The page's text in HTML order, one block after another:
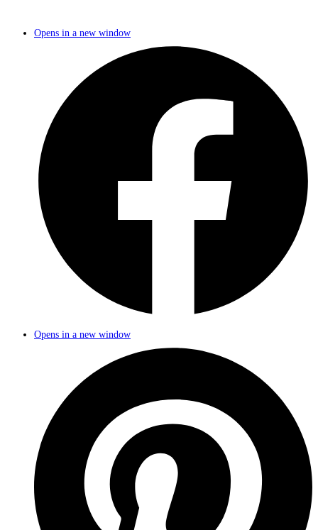
Opens in a new window
Opens in a new window